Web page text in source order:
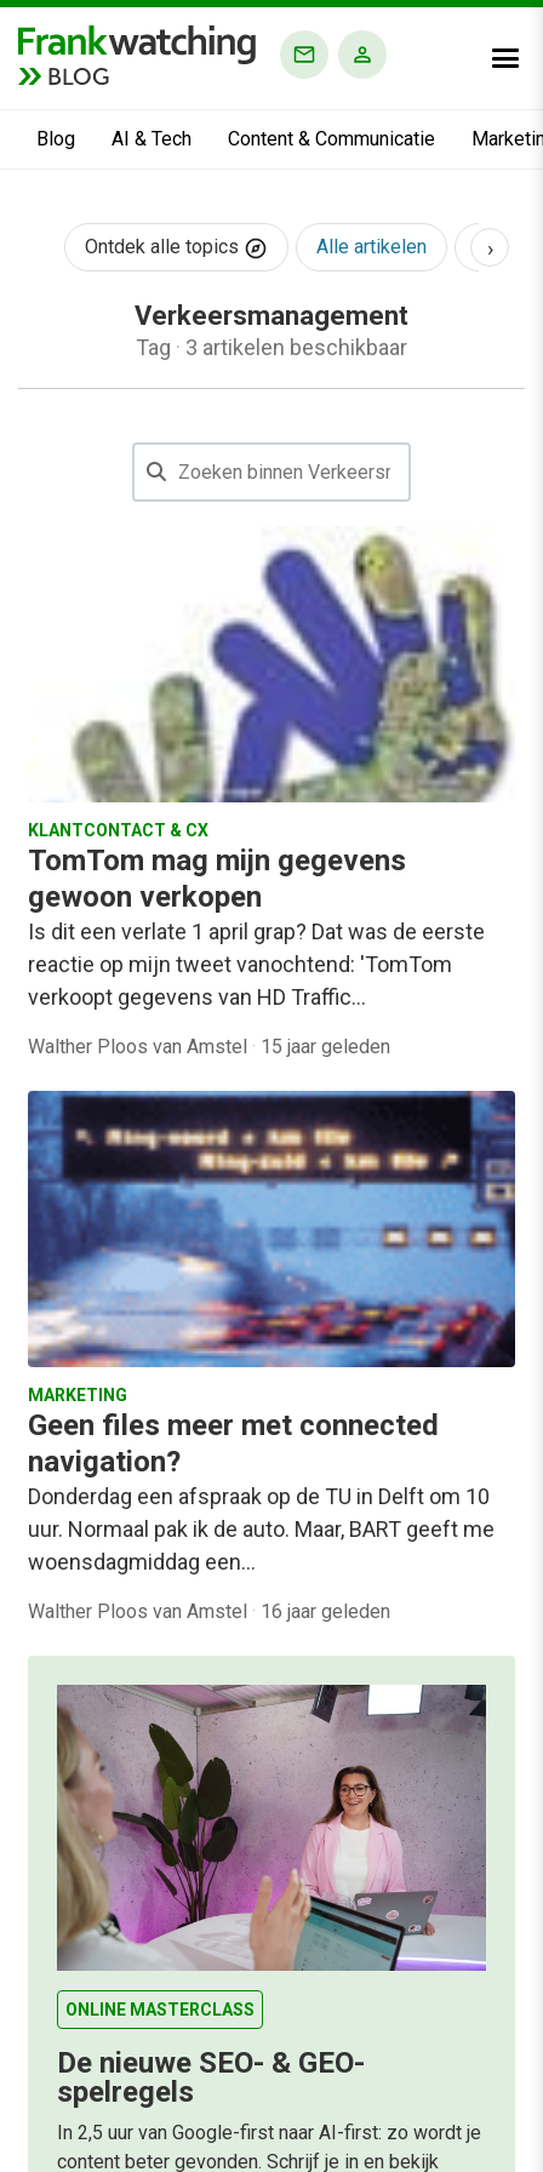
BLOG
Blog AI & Tech Content & Communicatie
Ontdek alle topics Alle artikelen AI &
›
Verkeersmanagement
Tag · 3 artikelen beschikbaar
KLANTCONTACT & CX
TomTom mag mijn gegevens
gewoon verkopen
Is dit een verlate 1 april grap? Dat was de eerste
reactie op mijn tweet vanochtend: 'TomTom
verkoopt gegevens van HD Traffic…
Walther Ploos van Amstel · 15 jaar geleden
MARKETING
Geen files meer met connected
navigation?
Donderdag een afspraak op de TU in Delft om 10
uur. Normaal pak ik de auto. Maar, BART geeft me
woensdagmiddag een…
Walther Ploos van Amstel · 16 jaar geleden
ONLINE MASTERCLASS
De nieuwe SEO- & GEO-
spelregels
In 2,5 uur van Google-first naar AI-first: zo wordt je
content beter gevonden. Schrijf je in en bekijk